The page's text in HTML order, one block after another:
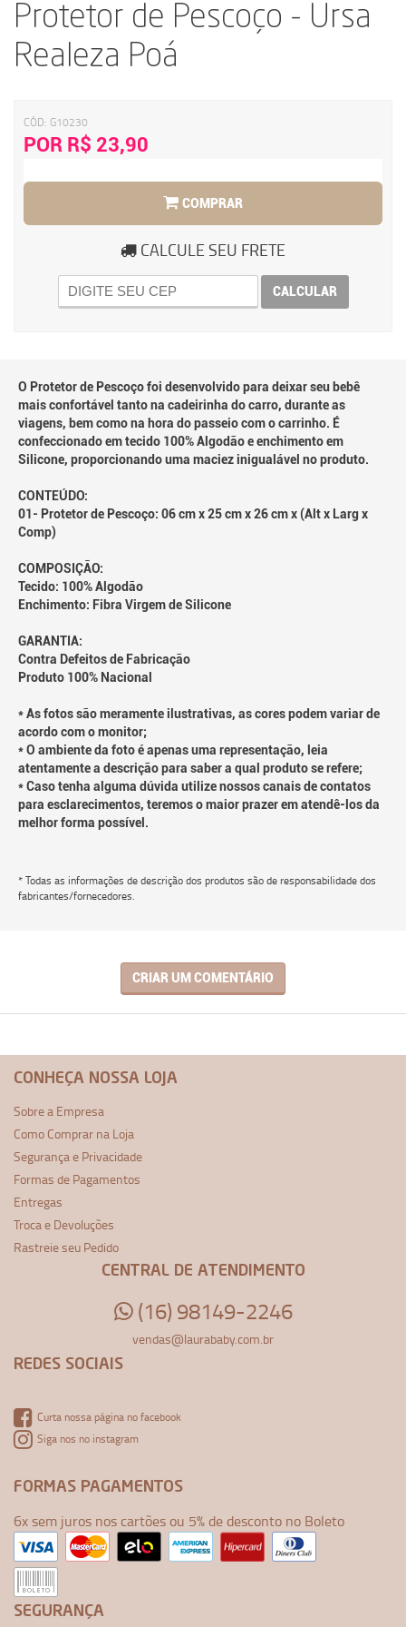
Protetor de Pescoço - Ursa
Realeza Poá
CÓD: G10230
POR R$ 23,90
COMPRAR
CALCULE SEU FRETE
CALCULAR
O Protetor de Pescoço foi desenvolvido para deixar seu bebê
mais confortável tanto na cadeirinha do carro, durante as
viagens, bem como na hora do passeio com o carrinho. É
confeccionado em tecido 100% Algodão e enchimento em
Silicone, proporcionando uma maciez inigualável no produto.
CONTEÚDO:
01- Protetor de Pescoço: 06 cm x 25 cm x 26 cm x (Alt x Larg x
Comp)
COMPOSIÇÃO:
Tecido: 100% Algodão
Enchimento: Fibra Virgem de Silicone
GARANTIA:
Contra Defeitos de Fabricação
Produto 100% Nacional
* As fotos são meramente ilustrativas, as cores podem variar de
acordo com o monitor;
* O ambiente da foto é apenas uma representação, leia
atentamente a descrição para saber a qual produto se refere;
* Caso tenha alguma dúvida utilize nossos canais de contatos
para esclarecimentos, teremos o maior prazer em atendê-los da
melhor forma possível.
* Todas as informações de descrição dos produtos são de responsabilidade dos
fabricantes/fornecedores.
CRIAR UM COMENTÁRIO
CONHEÇA NOSSA LOJA
Sobre a Empresa
Como Comprar na Loja
Segurança e Privacidade
Formas de Pagamentos
Entregas
Troca e Devoluções
Rastreie seu Pedido
CENTRAL DE ATENDIMENTO
(16) 98149-2246
vendas@laurababy.com.br
REDES SOCIAIS
Curta nossa página no facebook
Siga nos no instagram
FORMAS PAGAMENTOS
6x sem juros nos cartões ou 5% de desconto no Boleto
SEGURANÇA